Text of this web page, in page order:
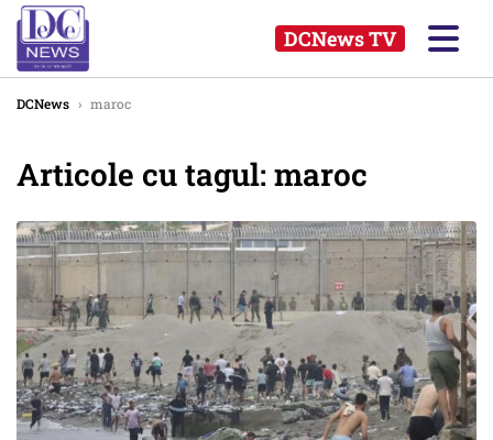
DCNews TV
DCNews › maroc
Articole cu tagul: maroc